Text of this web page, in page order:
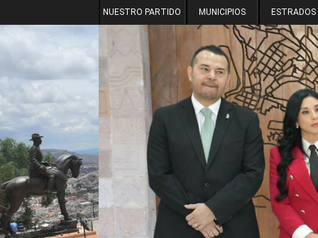
NUESTRO PARTIDO MUNICIPIOS ESTRADOS